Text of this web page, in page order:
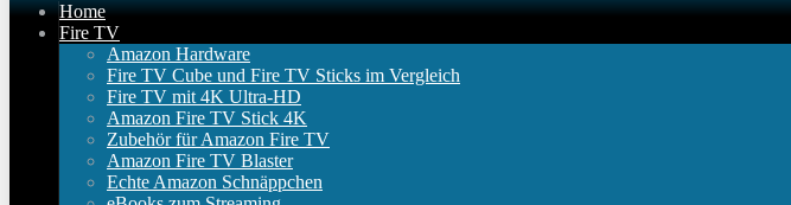
Home
Fire TV
Amazon Hardware
Fire TV Cube und Fire TV Sticks im Vergleich
Fire TV mit 4K Ultra-HD
Amazon Fire TV Stick 4K
Zubehör für Amazon Fire TV
Amazon Fire TV Blaster
Echte Amazon Schnäppchen